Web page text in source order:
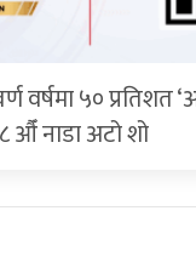
५० प्रतिशत
औँ नाडा अटो शो